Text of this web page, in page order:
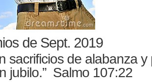
de Sept. 2019
sacrificios de alabanza
jubilo.” Salmo 107:22